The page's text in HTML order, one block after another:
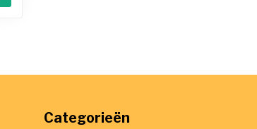
Categorieën